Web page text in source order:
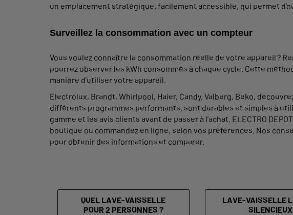
un emplacement stratégique, facilement accessible, qui permet
Surveillez la consommation avec un compteur
Vous voulez connaître la consommation réelle de votre appareil ?
pourrez observer les kWh consommés à chaque cycle. Cette
manière d’utiliser votre appareil.
Electrolux, Brandt, Whirlpool, Haier, Candy, Valberg, Beko,
différents programmes performants, sont durables et simples à
gamme et les avis clients avant de passer à l’achat. ELECTRO
boutique ou commandez en ligne, selon vos préférences. Nos
pour obtenir des informations et comparer.
QUEL LAVE-VAISSELLE
POUR 2 PERSONNES ?
LAVE-VAISSELLE
SILENCIEUX